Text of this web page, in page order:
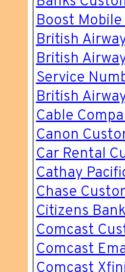
Boost
British
British
Service
British
Cable
Canon
Car Rental
Cathay
Chase
Citizens
Comcast
Comcast